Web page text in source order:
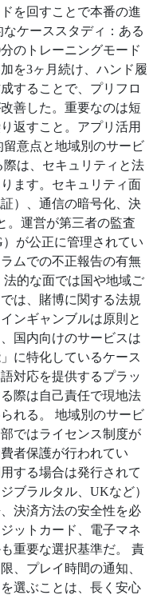
を回すことで本番の進
ケーススタディ：ある
のトレーニングモード
を3ヶ月続け、ハンド履
することで、プリフロ
善した。重要なのは短
返すこと。アプリ活用
意点と地域別のサービ
は、セキュリティと法
ます。セキュリティ面
）、通信の暗号化、決
。運営が第三者の監査
が公正に管理されてい
ムでの不正報告の有無
的な面では国や地域ご
は、賭博に関する法規
ンギャンブルは原則と
国内向けのサービスは
に特化しているケース
対応を提供するプラッ
際は自己責任で現地法
れる。 地域別のサービ
ではライセンス制度が
者保護が行われてい
する場合は発行されて
ブラルタル、UKなど）
決済方法の安全性を必
ットカード、電子マネ
重要な選択基準だ。 責
、プレイ時間の通知、
選ぶことは、長く安心